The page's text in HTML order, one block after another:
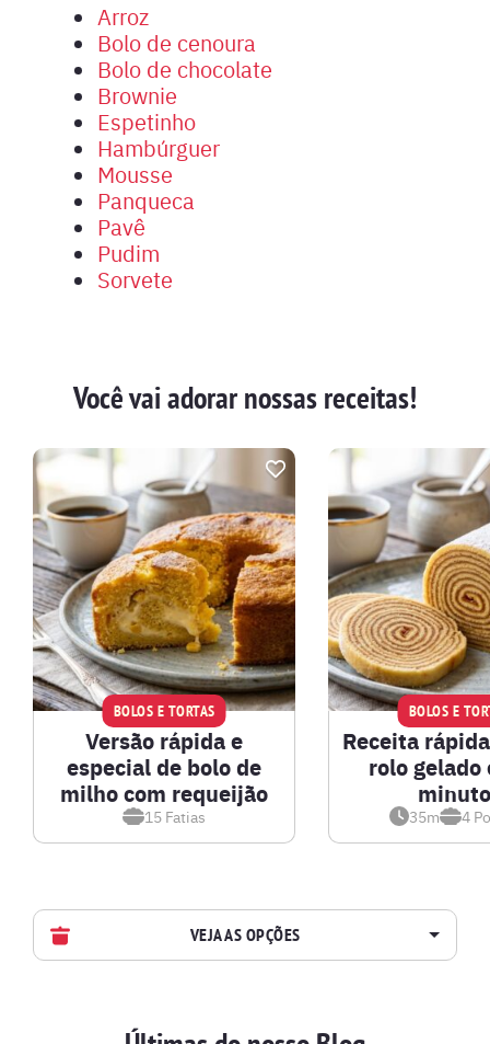
Arroz
Bolo de cenoura
Bolo de chocolate
Brownie
Espetinho
Hambúrguer
Mousse
Panqueca
Pavê
Pudim
Sorvete
Você vai adorar nossas receitas!
BOLOS E TORTAS
Versão rápida e
especial de bolo de
milho com requeijão
15 Fatias
BOLOS E
Receita
rolo gelado
35m 4
VEJA AS OPÇÕES